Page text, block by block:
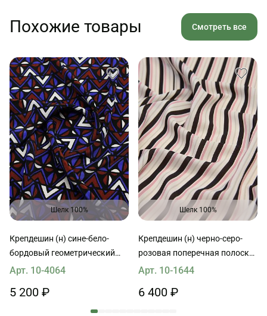
Похожие товары Смотреть все
Шелк 100%
Крепдешин (н) сине-бело-
бордовый геометрический
рисунок на черном
Арт. 10-4064
5 200 ₽
Шелк 100%
Крепдешин (н) черно-серо-
розовая поперечная полоска
на белом
Арт. 10-1644
6 400 ₽